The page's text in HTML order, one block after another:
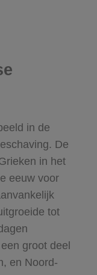
in de
De
in het
eeuw voor
tot
groot deel
en Noord-